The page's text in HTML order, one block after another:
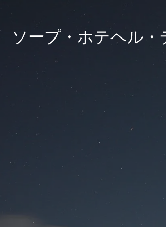
ソープ・ホテヘル